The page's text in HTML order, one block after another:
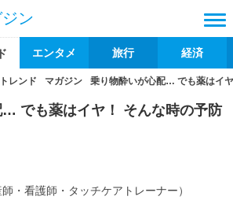
ン
エンタメ 旅行 経済
トレンド マガジン 乗り物酔いが心配… でも薬はイ
でも薬はイヤ！ そんな時の予防
・看護師・タッチケアトレーナー）